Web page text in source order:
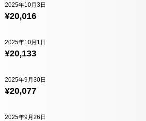
¥20,016
2025年10月3日
¥20,133
2025年10月1日
¥20,077
2025年9月30日
2025年9月26日